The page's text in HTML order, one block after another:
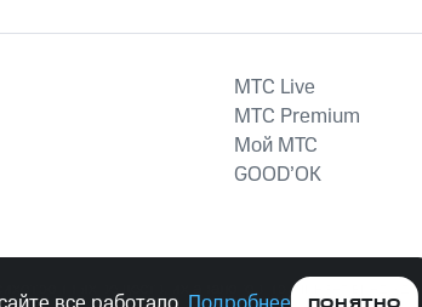
MTС Live
MTС Premium
Мой МТС
GOOD’OK
веществ, их аналогов причиняет вред